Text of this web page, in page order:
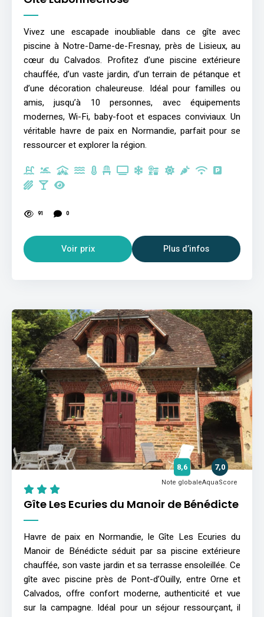
Vivez une escapade inoubliable dans ce gîte avec
piscine à Notre-Dame-de-Fresnay, près de Lisieux, au
cœur du Calvados. Profitez d’une piscine extérieure
chauffée, d’un vaste jardin, d’un terrain de pétanque et
d’une décoration chaleureuse. Idéal pour familles ou
amis, jusqu’à 10 personnes, avec équipements
modernes, Wi-Fi, baby-foot et espaces conviviaux. Un
véritable havre de paix en Normandie, parfait pour se
ressourcer et explorer la région.
91 0
Voir prix Plus d’infos
Gîte Les Ecuries du Manoir de Bénédicte
8,6
Note globale
7,0
AquaScore
Havre de paix en Normandie, le Gîte Les Ecuries du
Manoir de Bénédicte séduit par sa piscine extérieure
chauffée, son vaste jardin et sa terrasse ensoleillée. Ce
gîte avec piscine près de Pont-d’Ouilly, entre Orne et
Calvados, offre confort moderne, authenticité et vue
sur la campagne. Idéal pour un séjour ressourçant, il